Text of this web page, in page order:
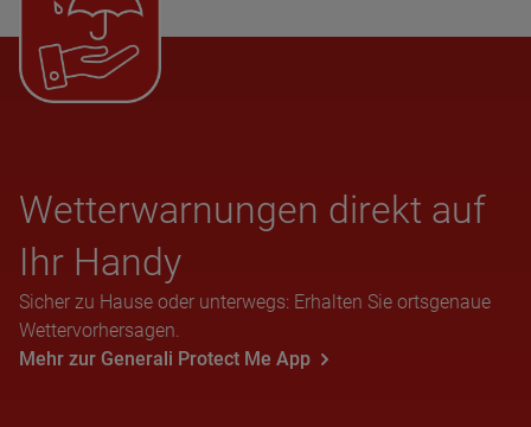
Wet­ter­war­nun­gen direkt auf
Ihr Handy
Sicher zu Hause oder unterwegs: Erhalten Sie ortsgenaue
Wettervorhersagen.
Mehr zur Generali Protect Me App